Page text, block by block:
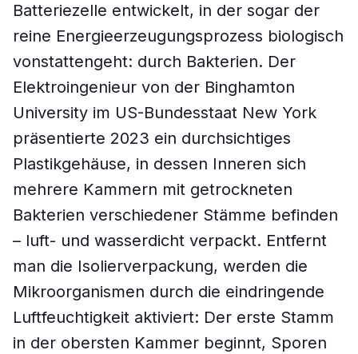
Batteriezelle entwickelt, in der sogar der
reine Energieerzeugungsprozess biologisch
vonstattengeht: durch Bakterien. Der
Elektroingenieur von der Binghamton
University im US-Bundesstaat New York
präsentierte 2023 ein durchsichtiges
Plastikgehäuse, in dessen Inneren sich
mehrere Kammern mit getrockneten
Bakterien verschiedener Stämme befinden
– luft- und wasserdicht verpackt. Entfernt
man die Isolierverpackung, werden die
Mikroorganismen durch die eindringende
Luftfeuchtigkeit aktiviert: Der erste Stamm
in der obersten Kammer beginnt, Sporen